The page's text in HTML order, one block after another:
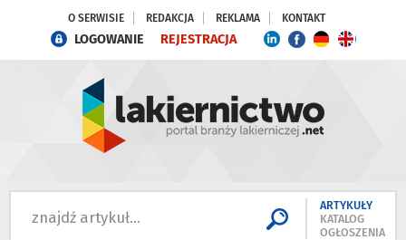
O SERWISIE REDAKCJA REKLAMA KONTAKT
LOGOWANIE REJESTRACJA
ARTYKUŁY
KATALOG
OGŁOSZENIA